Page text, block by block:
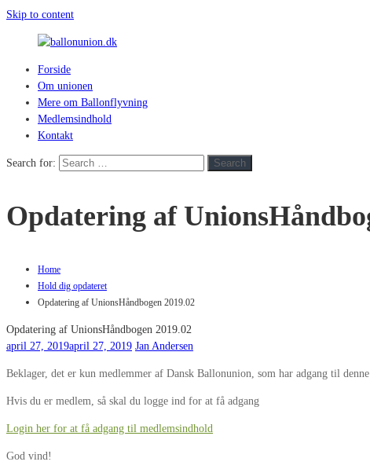
Skip to content
ballonunion.dk
hvad
blæser
Forside
Om unionen
Mere om Ballonflyvning
Medlemsindhold
Kontakt
Search for: Search
Opdatering af
Home
Hold dig opdateret
Opdatering af UnionsHåndbogen 2019.02
Opdatering af UnionsHåndbogen 2019.02
april 27, 2019april 27, 2019 Jan Andersen
Beklager, det er kun medlemmer af Dansk Ballonunion, som har adgang til denne
Hvis du er medlem, så skal du logge ind for at få adgang
Login her for at få adgang til medlemsindhold
God vind!